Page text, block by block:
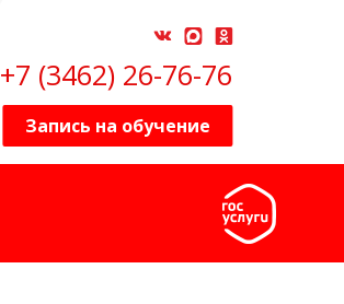
+7 (3462) 26-76-76
Запись на обучение